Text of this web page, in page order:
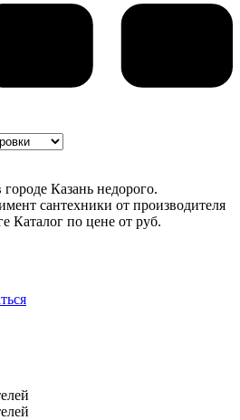
Казань недорого.
сантехники от производителя
Каталог по цене от руб.